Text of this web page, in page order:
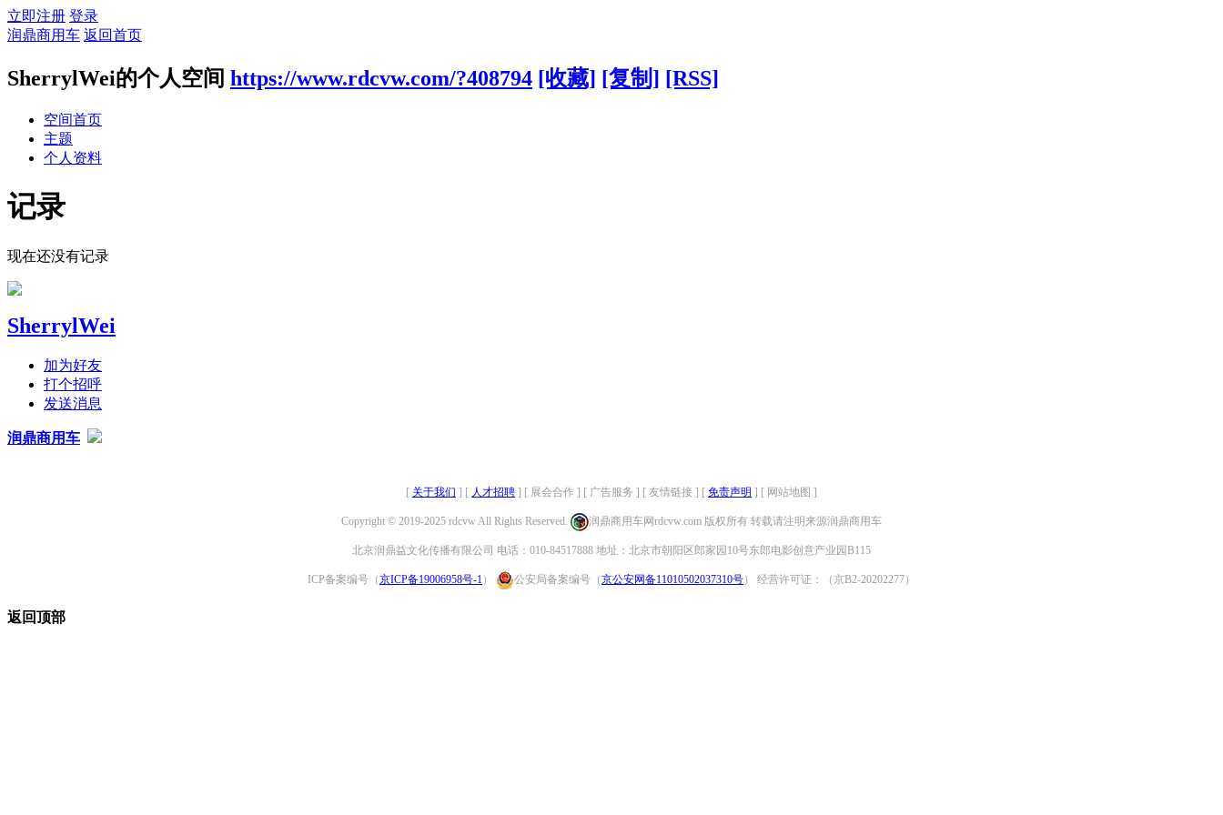
立即注册 登录
润鼎商用车 返回首页
SherrylWei的个人空间 https://www.rdcvw.com/?408794 [收藏] [复制] [RSS]
空间首页
主题
个人资料
记录
现在还没有记录
SherrylWei
加为好友
打个招呼
发送消息
润鼎商用车
[ 关于我们 ] [ 人才招聘 ] [ 展会合作 ] [ 广告服务 ] [ 友情链接 ] [ 免责声明 ] [ 网站地图 ]
Copyright © 2019-2025 rdcvw All Rights Reserved. 润鼎商用车网rdcvw.com 版权所有 转载请注明来源润鼎商用车
北京润鼎益文化传播有限公司 电话：010-84517888 地址：北京市朝阳区郎家园10号东郎电影创意产业园B115
ICP备案编号（京ICP备19006958号-1 ） 公安局备案编号（京公安网备11010502037310号） 经营许可证：（京B2-20202277）
返回顶部